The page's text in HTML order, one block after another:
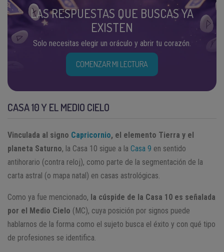
LAS RESPUESTAS QUE BUSCAS YA
EXISTEN
Solo necesitas elegir un oráculo y abrir tu corazón.
COMENZAR MI LECTURA
CASA 10 Y EL MEDIO CIELO
Vinculada al signo Capricornio, el elemento Tierra y el
planeta Saturno, la Casa 10 sigue a la Casa 9 en sentido
antihorario (contra reloj), como parte de la segmentación de la
carta astral (o mapa natal) en casas astrológicas.
Como ya fue mencionado, la cúspide de la Casa 10 es señalada
por el Medio Cielo (MC), cuya posición por signos puede
hablarnos de la forma como el sujeto busca el éxito y con qué tipo
de profesiones se identifica.